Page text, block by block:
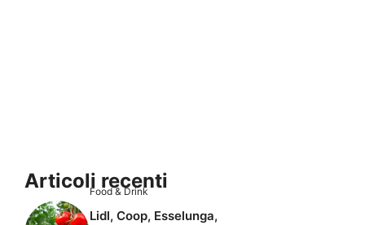
Articoli recenti
Food & Drink
Lidl, Coop, Esselunga,